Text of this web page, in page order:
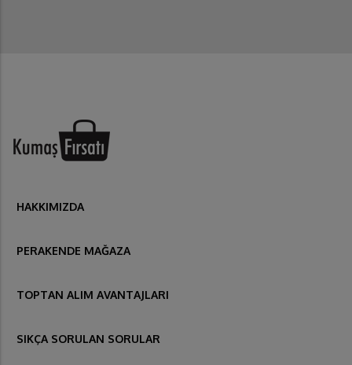
HAKKIMIZDA
PERAKENDE MAĞAZA
TOPTAN ALIM AVANTAJLARI
SIKÇA SORULAN SORULAR